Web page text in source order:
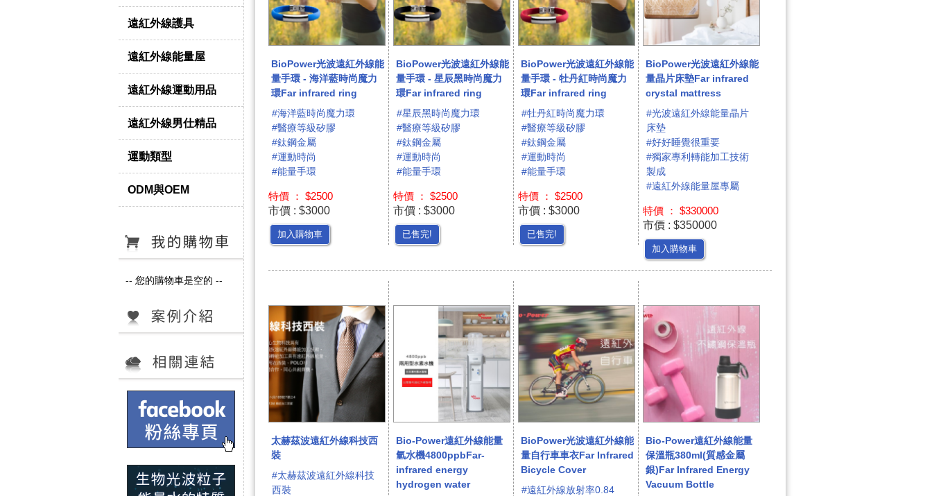
遠紅外線護具
遠紅外線能量屋
遠紅外線運動用品
遠紅外線男仕精品
運動類型
ODM與OEM
-- 您的購物車是空的 --
BioPower光波遠紅外線能
量手環 - 海洋藍時尚魔力
環Far infrared ring
#海洋藍時尚魔力環
#醫療等級矽膠
#鈦鋼金屬
#運動時尚
#能量手環
特價 ： $2500
市價 : $3000
加入購物車
BioPower光波遠紅外線能
量手環 - 星辰黑時尚魔力
環Far infrared ring
#星辰黑時尚魔力環
#醫療等級矽膠
#鈦鋼金屬
#運動時尚
#能量手環
特價 ： $2500
市價 : $3000
已售完!
BioPower光波遠紅外線能
量手環 - 牡丹紅時尚魔力
環Far infrared ring
#牡丹紅時尚魔力環
#醫療等級矽膠
#鈦鋼金屬
#運動時尚
#能量手環
特價 ： $2500
市價 : $3000
已售完!
BioPower光波遠紅外線能
量晶片床墊Far infrared
crystal mattress
#光波遠紅外線能量晶片
床墊
#好好睡覺很重要
#獨家專利轉能加工技術
製成
#遠紅外線能量屋專屬
特價 ： $330000
市價 : $350000
加入購物車
太赫茲波遠紅外線科技西
裝
#太赫茲波遠紅外線科技
西裝
Bio-Power遠紅外線能量
氫水機4800ppbFar-
infrared energy
hydrogen water
BioPower光波遠紅外線能
量自行車車衣Far Infrared
Bicycle Cover
#遠紅外線放射率0.84
Bio-Power遠紅外線能量
保溫瓶380ml(質感金屬
銀)Far Infrared Energy
Vacuum Bottle